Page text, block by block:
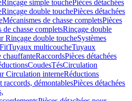
Rinçage simple touchePièces détachées
Rinçage double touchePièces détachées
Mécanismes de chasse completsPièces
de chasse completsRinçage double
Rinçage double toucheSystèmes
Tuyaux multicoucheTuyaux
chauffanteRaccordsPièces détachées
CoudesTésCirculation
Circulation interneRéductions
raccords, démontablesPièces détachées